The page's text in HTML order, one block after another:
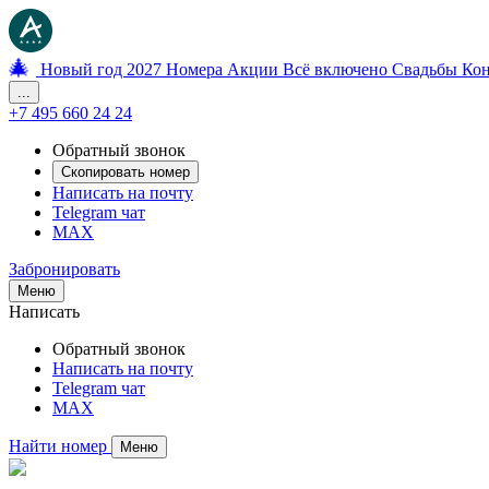
🎄 Новый год 2027 Номера Акции Всё включено Свадьбы
...
+7 495 660 24 24
Обратный звонок
Скопировать номер
Написать на почту
Telegram чат
MAX
Забронировать
Меню
Написать
Обратный звонок
Написать на почту
Telegram чат
MAX
Найти номер Меню